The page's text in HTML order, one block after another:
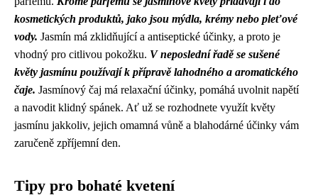
kosmetických produktů, jako jsou mýdla, krémy nebo pleťové
vody. Jasmín má zklidňující a antiseptické účinky, a proto je
vhodný pro citlivou pokožku. V neposlední řadě se sušené
květy jasmínu používají k přípravě lahodného a aromatického
čaje. Jasmínový čaj má relaxační účinky, pomáhá uvolnit napětí
a navodit klidný spánek. Ať už se rozhodnete využít květy
jasmínu jakkoliv, jejich omamná vůně a blahodárné účinky vám
zaručeně zpříjemní den.
Tipy pro bohaté kvetení